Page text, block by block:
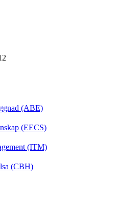
(ABE)
(EECS)
(ITM)
(CBH)